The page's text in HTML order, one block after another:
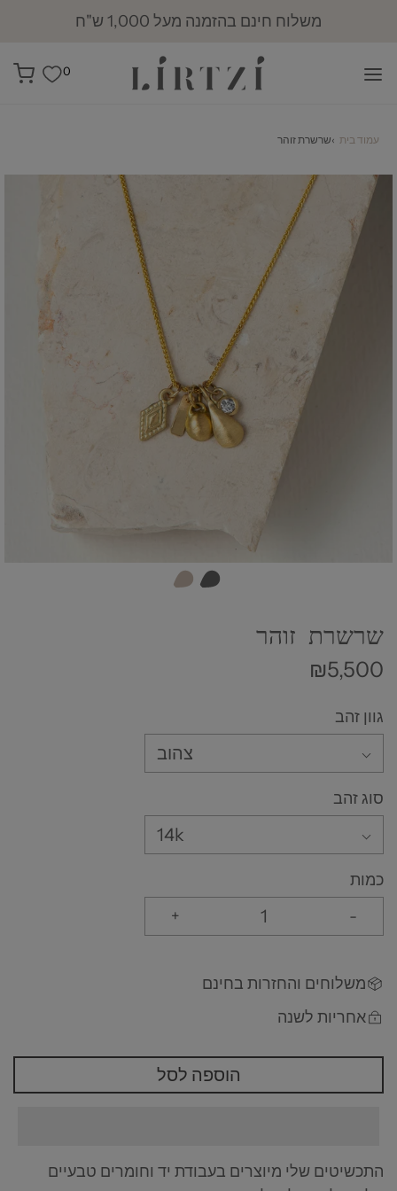
משלוח חינם בהזמנה מעל 1,000 ש"ח
0
עמוד בית ›שרשרת זוהר
שרשרת זוהר
₪5,500
גוון זהב
צהוב
סוג זהב
14k
כמות
-
+
משלוחים והחזרות בחינם
אחריות לשנה
הוספה לסל
התכשיטים שלי מיוצרים בעבודת יד וחומרים טבעיים